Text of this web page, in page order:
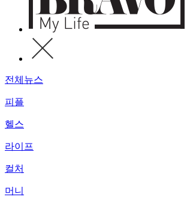
전체뉴스
피플
헬스
라이프
컬처
머니